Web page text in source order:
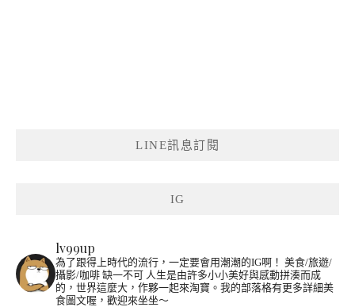
LINE訊息訂閱
IG
lv99up
為了跟得上時代的流行，一定要會用潮潮的IG啊！ 美食/旅遊/
攝影/咖啡 缺一不可 人生是由許多小小美好與感動拼湊而成
的，世界這麼大，作夥一起來淘寶。我的部落格有更多詳細美
食圖文喔，歡迎來坐坐～